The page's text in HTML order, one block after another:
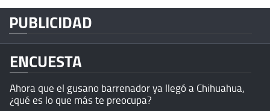
PUBLICIDAD
ENCUESTA
Ahora que el gusano barrenador ya llegó a Chihuahua,
¿qué es lo que más te preocupa?